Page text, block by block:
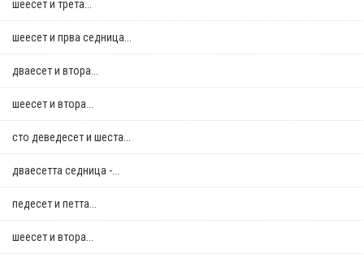
шеесет и трета...
шеесет и прва седница...
дваесет и втора...
шеесет и втора...
сто деведесет и шеста...
дваесетта седница -...
педесет и петта...
шеесет и втора...